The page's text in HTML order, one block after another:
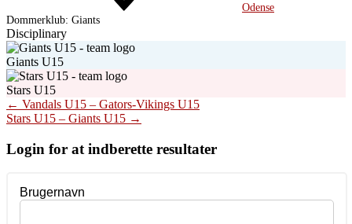
Odense
Dommerklub: Giants
Disciplinary
Giants U15
Stars U15
Post
navigation
← Vandals U15 – Gators-Vikings U15
Stars U15 – Giants U15 →
Login for at indberette resultater
Brugernavn